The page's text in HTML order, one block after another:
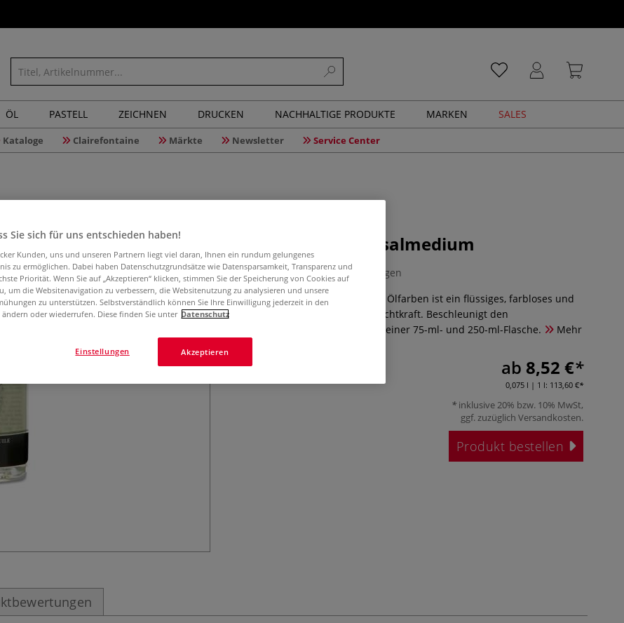
ÖL PASTELL ZEICHNEN DRUCKEN NACHHALTIGE PRODUKTE MARKEN SALES
Kataloge Clairefontaine Märkte Newsletter Service Center
SENNELIER Universalmedium
0 Bewertungen
SENNELIER Universalmedium für Ölfarben ist ein flüssiges, farbloses und
glänzendes Ketonharz. Hohe Leuchtkraft. Beschleunigt den
Trocknungsprozess. Erhältlich in einer 75-ml- und 250-ml-Flasche.
Mehr
ab 8,52 €
0,075 l | 1 l: 113,60 €
inklusive 20% bzw. 10% MwSt,
ggf. zuzüglich Versandkosten.
Produkt bestellen
Sie sich für uns entschieden haben!
Kunden, uns und unseren Partnern liegt viel daran, Ihnen ein rundum gelungenes
zu ermöglichen. Dabei haben Datenschutzgrundsätze wie Datensparsamkeit, Transparenz und
Priorität. Wenn Sie auf „Akzeptieren“ klicken, stimmen Sie der Speicherung von Cookies auf
um die Websitenavigation zu verbessern, die Websitenutzung zu analysieren und unsere
zu unterstützen. Selbstverständlich können Sie Ihre Einwilligung jederzeit in den
ändern oder wiederrufen. Diese finden Sie unter Datenschutz
Akzeptieren
Einstellungen